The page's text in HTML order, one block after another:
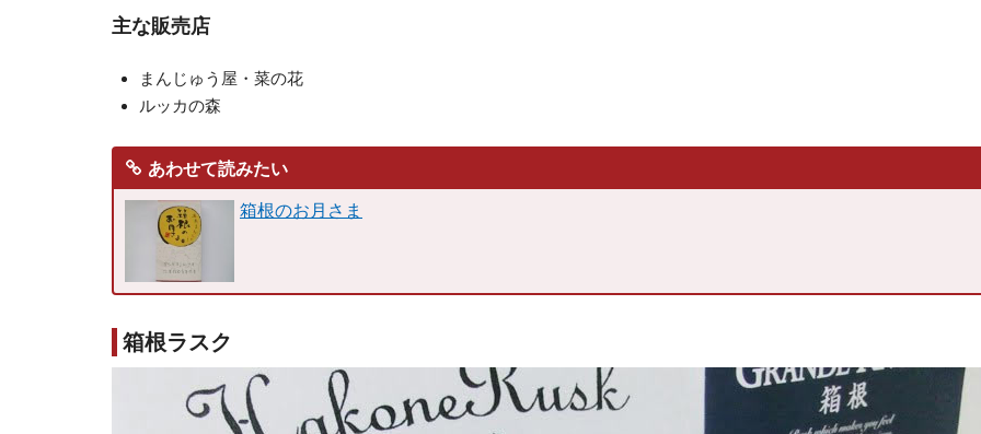
主な販売店
まんじゅう屋・菜の花
ルッカの森
あわせて読みたい
箱根のお月さま
箱根ラスク